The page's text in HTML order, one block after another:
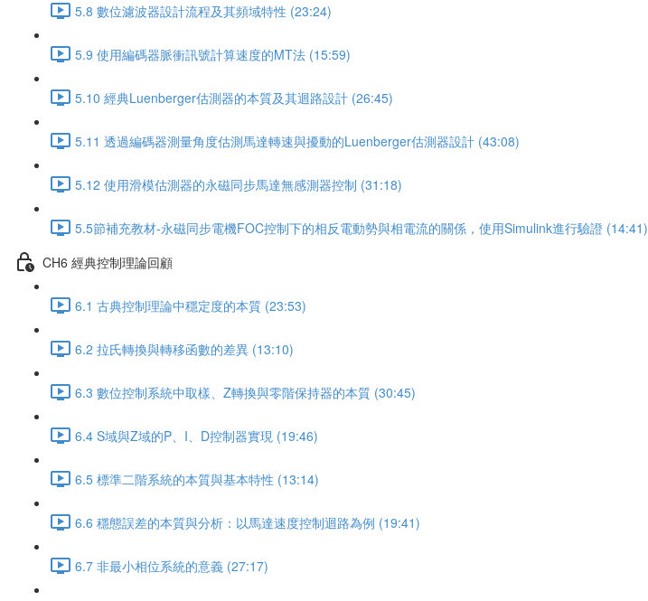
5.8 數位濾波器設計流程及其頻域特性 (23:24)
5.9 使用編碼器脈衝訊號計算速度的MT法 (15:59)
5.10 經典Luenberger估測器的本質及其迴路設計 (26:45)
5.11 透過編碼器測量角度估測馬達轉速與擾動的Luenberger估測器設計 (43:08)
5.12 使用滑模估測器的永磁同步馬達無感測器控制 (31:18)
5.5節補充教材-永磁同步電機FOC控制下的相反電動勢與相電流的關係，使用Simulink進行驗證 (14:41)
CH6 經典控制理論回顧
6.1 古典控制理論中穩定度的本質 (23:53)
6.2 拉氏轉換與轉移函數的差異 (13:10)
6.3 數位控制系統中取樣、Z轉換與零階保持器的本質 (30:45)
6.4 S域與Z域的P、I、D控制器實現 (19:46)
6.5 標準二階系統的本質與基本特性 (13:14)
6.6 穩態誤差的本質與分析：以馬達速度控制迴路為例 (19:41)
6.7 非最小相位系統的意義 (27:17)